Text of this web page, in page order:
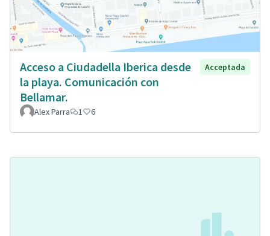
Acceso a Ciudadella Iberica desde
la playa. Comunicación con
Bellamar.
Acceptada
Alex Parra 1 6